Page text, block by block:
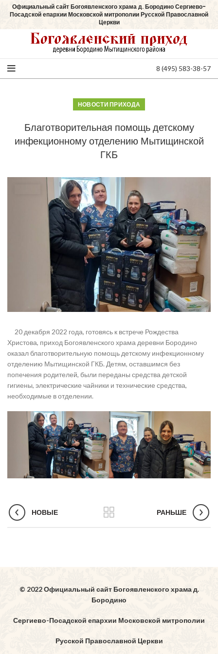
Официальный сайт Богоявленского храма д. Бородино Сергиево-
Посадской епархии Московской митрополии Русской Православной
Церкви
8 (495) 583-38-57
НОВОСТИ ПРИХОДА
Благотворительная помощь детскому
инфекционному отделению Мытищинской
ГКБ
20 декабря 2022 года, готовясь к встрече Рождества
Христова, приход Богоявленского храма деревни Бородино
оказал благотворительную помощь детскому инфекционному
отделению Мытищинской ГКБ. Детям, оставшимся без
попечения родителей, были переданы средства детской
гигиены, электрические чайники и технические средства,
необходимые в отделении.
НОВЫЕ РАНЬШЕ
© 2022 Официальный сайт Богоявленского храма д.
Бородино
Сергиево-Посадской епархии Московской митрополии
Русской Православной Церкви